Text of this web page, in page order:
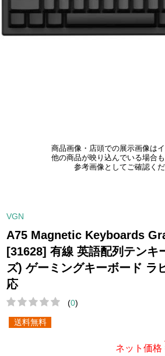
商品画像・店頭での展示画像はイ
他の商品が映り込んでいる場合も
参考画像としてご確認くだ
VGN
A75 Magnetic Keyboards
[31628] 有線 英語配列テンキ
ズ) ゲーミングキーボード ラ
応
(0)
送料無料
ネット価格